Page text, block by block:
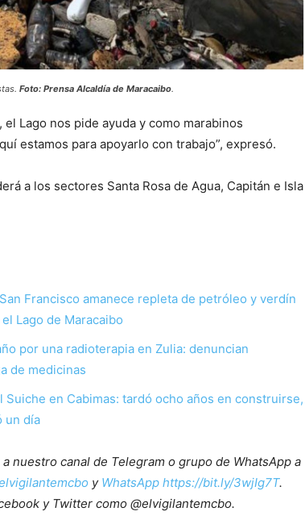
Foto: Prensa Alcaldía de Maracaibo.
Lago nos pide ayuda y como marabinos
estamos para apoyarlo con trabajo”, expresó.
a los sectores Santa Rosa de Agua, Capitán e Isla
Francisco amanece repleta de petróleo y verdín
Lago de Maracaibo
por una radioterapia en Zulia: denuncian
de medicinas
en Cabimas: tardó ocho años en construirse,
un día
nuestro canal de Telegram o grupo de WhatsApp a
y WhatsApp https://bit.ly/3wjIg7T.
y Twitter como @elvigilantemcbo.